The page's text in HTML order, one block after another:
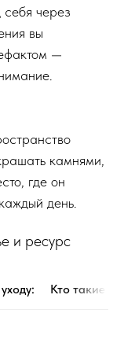
через
вы
—
камнями,
где он
день.
и ресурс
Кто такие